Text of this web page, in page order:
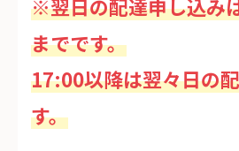
※翌日の配達申し込み
までです。
17:00以降は翌々日の
す。